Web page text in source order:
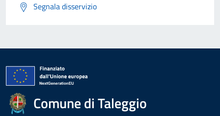
Segnala disservizio
Comune di Taleggio